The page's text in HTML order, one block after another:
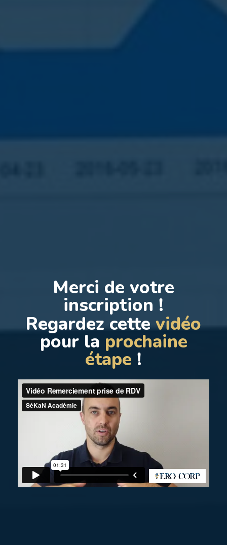
Merci de votre
inscription !
Regardez cettevidéo
pour la prochaine
étape !